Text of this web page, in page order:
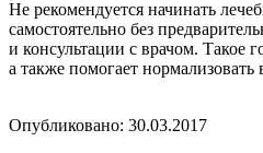
Не рекомендуется начинать
самостоятельно без
и консультации с врачом. Такое
а также помогает нормализовать
Опубликовано: 30.03.2017